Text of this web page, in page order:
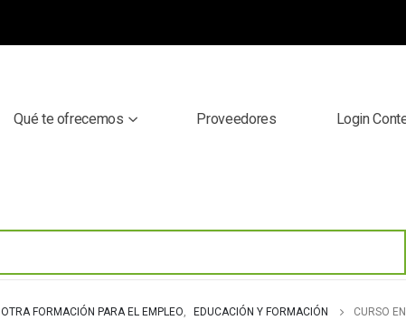
Qué te ofrecemos Proveedores Login
OTRA FORMACIÓN PARA EL EMPLEO, EDUCACIÓN Y FORMACIÓN CURSO